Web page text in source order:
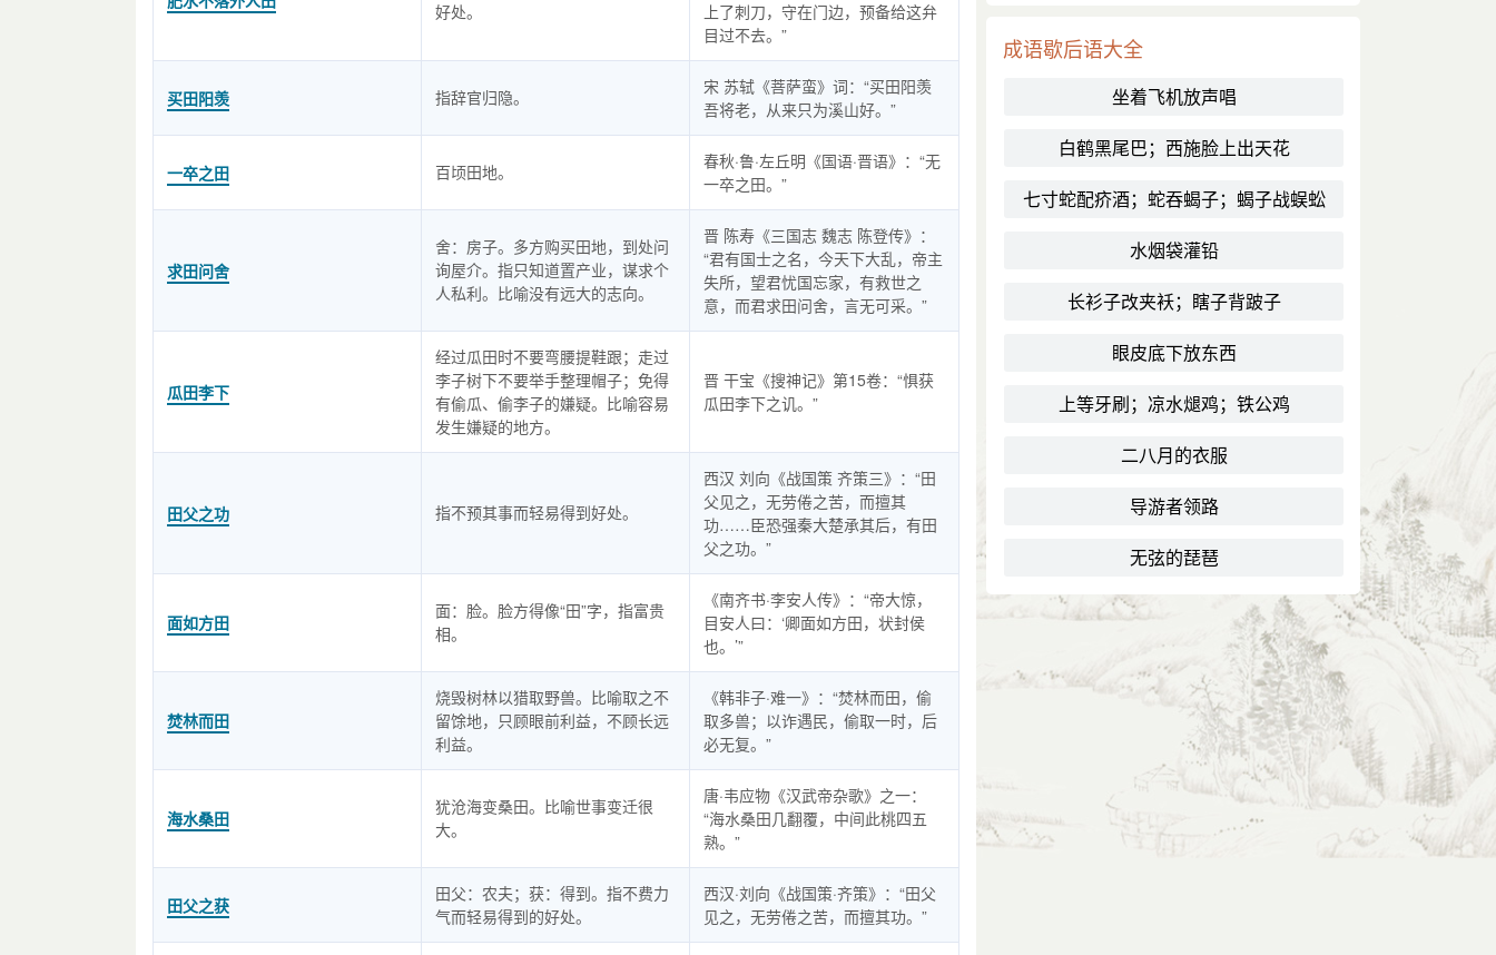
好处。
上了刺刀，守在门边，预备给这弁
目过不去。”
买田阳羡 指辞官归隐。
宋 苏轼《菩萨蛮》词：“买田阳羡
吾将老，从来只为溪山好。”
一卒之田 百顷田地。
春秋·鲁·左丘明《国语·晋语》：“无
一卒之田。”
求田问舍
舍：房子。多方购买田地，到处问
询屋介。指只知道置产业，谋求个
人私利。比喻没有远大的志向。
晋 陈寿《三国志 魏志 陈登传》：
“君有国士之名，今天下大乱，帝主
失所，望君忧国忘家，有救世之
意，而君求田问舍，言无可采。”
瓜田李下
经过瓜田时不要弯腰提鞋跟；走过
李子树下不要举手整理帽子；免得
有偷瓜、偷李子的嫌疑。比喻容易
发生嫌疑的地方。
晋 干宝《搜神记》第15卷：“惧获
瓜田李下之讥。”
田父之功 指不预其事而轻易得到好处。
西汉 刘向《战国策 齐策三》：“田
父见之，无劳倦之苦，而擅其
功……臣恐强秦大楚承其后，有田
父之功。”
面如方田
面：脸。脸方得像“田”字，指富贵
相。
《南齐书·李安人传》：“帝大惊，
目安人曰：‘卿面如方田，状封侯
也。’”
焚林而田
烧毁树林以猎取野兽。比喻取之不
留馀地，只顾眼前利益，不顾长远
利益。
《韩非子·难一》：“焚林而田，偷
取多兽；以诈遇民，偷取一时，后
必无复。”
海水桑田
犹沧海变桑田。比喻世事变迁很
大。
唐·韦应物《汉武帝杂歌》之一：
“海水桑田几翻覆，中间此桃四五
熟。”
田父之获
田父：农夫；获：得到。指不费力
气而轻易得到的好处。
西汉·刘向《战国策·齐策》：“田父
见之，无劳倦之苦，而擅其功。”
成语歇后语大全
坐着飞机放声唱
白鹤黑尾巴；西施脸上出天花
七寸蛇配疥酒；蛇吞蝎子；蝎子战蜈蚣
水烟袋灌铅
长衫子改夹袄；瞎子背跛子
眼皮底下放东西
上等牙刷；凉水煺鸡；铁公鸡
二八月的衣服
导游者领路
无弦的琵琶